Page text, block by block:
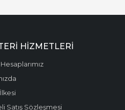
HIZMETLERI
Satış Sözleşmesi